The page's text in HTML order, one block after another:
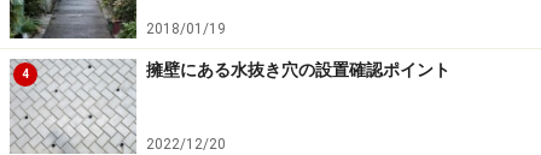
2018/01/19
4 擁壁にある水抜き穴の設置確認ポイント
2022/12/20